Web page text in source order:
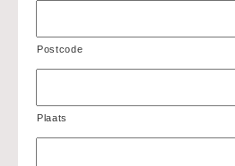
Postcode
Plaats